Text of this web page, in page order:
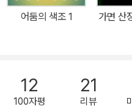
처음으로 발표한 추리소설 『모
이 밀실의 트릭을 다루는 장르
스마트폰을 비롯해 최첨단 기
는 더욱 어려워졌다. 하지만 기시 유스케는 생각이 달랐다. “저도 『유
리망치』를 쓰기 전에는 그렇게
어둠의 색조 1 가면 산
12
100자평
21
리뷰